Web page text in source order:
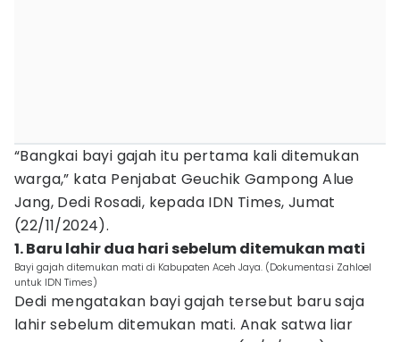
“Bangkai bayi gajah itu pertama kali ditemukan
warga,” kata Penjabat Geuchik Gampong Alue
Jang, Dedi Rosadi, kepada IDN Times, Jumat
(22/11/2024).
1. Baru lahir dua hari sebelum ditemukan mati
Bayi gajah ditemukan mati di Kabupaten Aceh Jaya. (Dokumentasi Zahloel
untuk IDN Times)
Dedi mengatakan bayi gajah tersebut baru saja
lahir sebelum ditemukan mati. Anak satwa liar